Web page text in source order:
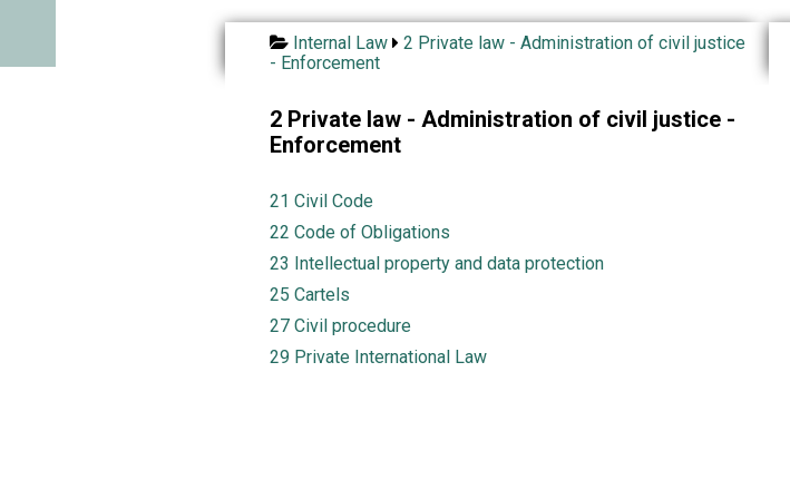
Internal Law
2 Private law - Administration of civil justice
- Enforcement
2 Private law - Administration of civil justice -
Enforcement
21 Civil Code
22 Code of Obligations
23 Intellectual property and data protection
25 Cartels
27 Civil procedure
29 Private International Law